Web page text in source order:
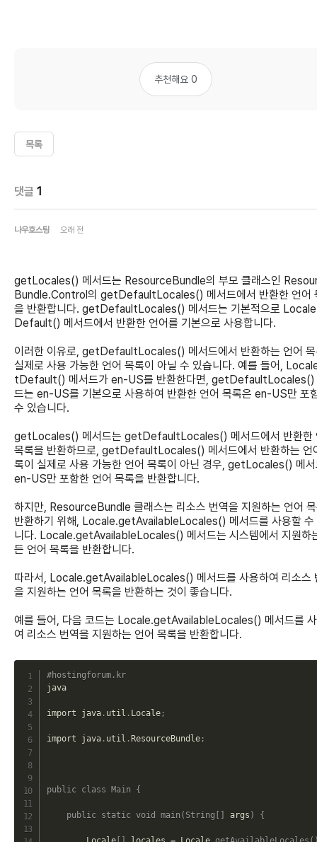
추천해요 0
목록
댓글 1
나우호스팅 오래 전
getLocales() 메서드는 ResourceBundle의 부모 클래스인
Bundle.Control의 getDefaultLocales() 메서드에서 반환한 언어
을 반환합니다. getDefaultLocales() 메서드는 기본적으로
Default() 메서드에서 반환한 언어를 기본으로 사용합니다.
이러한 이유로, getDefaultLocales() 메서드에서 반환하는 언어 목
실제로 사용 가능한 언어 목록이 아닐 수 있습니다. 예를 들어,
tDefault() 메서드가 en-US를 반환한다면, getDefaultLocales()
드는 en-US를 기본으로 사용하여 반환한 언어 목록은 en-US만 포
수 있습니다.
getLocales() 메서드는 getDefaultLocales() 메서드에서 반환한
목록을 반환하므로, getDefaultLocales() 메서드에서 반환하는 언
록이 실제로 사용 가능한 언어 목록이 아닌 경우, getLocales() 메
en-US만 포함한 언어 목록을 반환합니다.
하지만, ResourceBundle 클래스는 리소스 번역을 지원하는 언어
반환하기 위해, Locale.getAvailableLocales() 메서드를 사용할 수
니다. Locale.getAvailableLocales() 메서드는 시스템에서 지원하
든 언어 목록을 반환합니다.
따라서, Locale.getAvailableLocales() 메서드를 사용하여 리소스
을 지원하는 언어 목록을 반환하는 것이 좋습니다.
예를 들어, 다음 코드는 Locale.getAvailableLocales() 메서드를
여 리소스 번역을 지원하는 언어 목록을 반환합니다.
#hostingforum.kr
java
import java. util . Locale;
import java. util . ResourceBundle;
public class Main {
public static void main ( String args ) {